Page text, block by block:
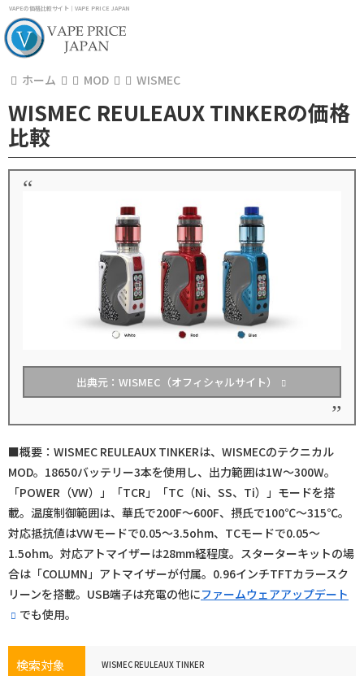
VAPEの価格比較サイト｜VAPE PRICE JAPAN
ホーム MOD WISMEC
WISMEC REULEAUX TINKERの価格
比較
出典元：WISMEC（オフィシャルサイト）
■概要：WISMEC REULEAUX TINKERは、WISMECのテクニカル
MOD。18650バッテリー3本を使用し、出力範囲は1W～300W。
「POWER（VW）」「TCR」「TC（Ni、SS、Ti）」モードを搭
載。温度制御範囲は、華氏で200F～600F、摂氏で100℃～315℃。
対応抵抗値はVWモードで0.05～3.5ohm、TCモードで0.05～
1.5ohm。対応アトマイザーは28mm経程度。スターターキットの場
合は「COLUMN」アトマイザーが付属。0.96インチTFTカラースク
リーンを搭載。USB端子は充電の他にファームウェアアップデート
でも使用。
検索対象 WISMEC REULEAUX TINKER